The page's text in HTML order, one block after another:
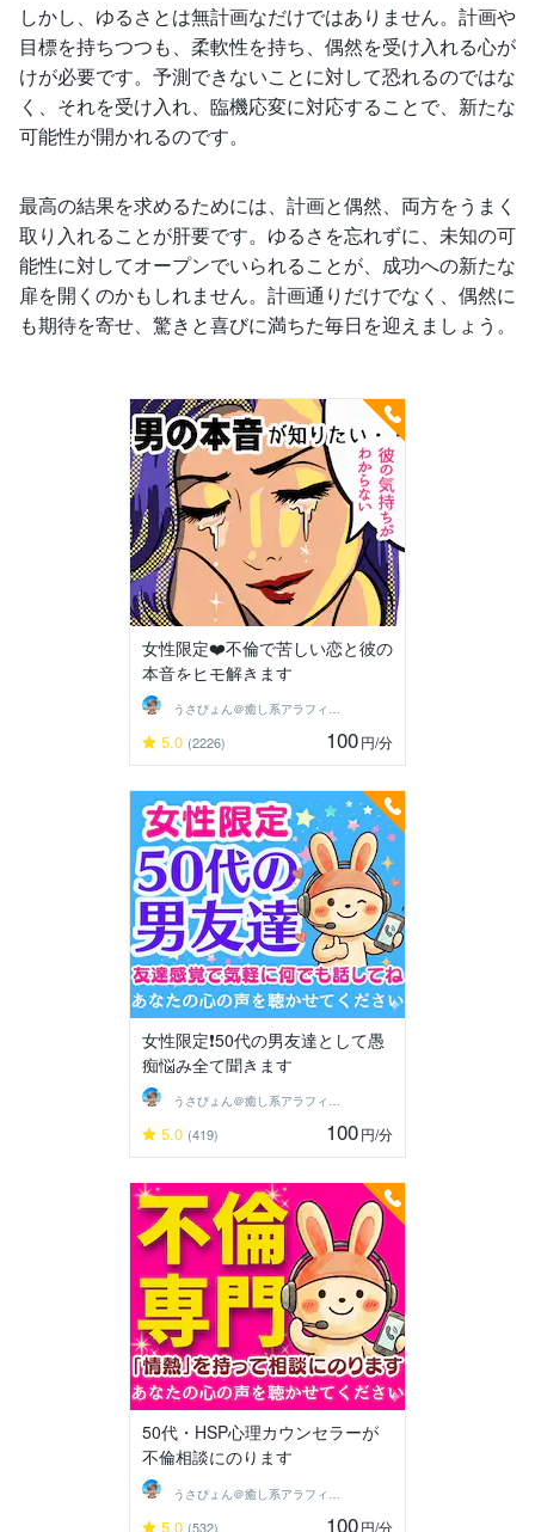
しかし、ゆるさとは無計画なだけではありません。計画や
目標を持ちつつも、柔軟性を持ち、偶然を受け入れる心が
けが必要です。予測できないことに対して恐れるのではな
く、それを受け入れ、臨機応変に対応することで、新たな
可能性が開かれるのです。
最高の結果を求めるためには、計画と偶然、両方をうまく
取り入れることが肝要です。ゆるさを忘れずに、未知の可
能性に対してオープンでいられることが、成功への新たな
扉を開くのかもしれません。計画通りだけでなく、偶然に
も期待を寄せ、驚きと喜びに満ちた毎日を迎えましょう。
女性限定❤️不倫で苦しい恋と彼の
本音をヒモ解きます
うさぴょん＠癒し系アラフィフ心寄り添い人
5.0 (2226) 100円/分
女性限定❗50代の男友達として愚
痴悩み全て聞きます
うさぴょん＠癒し系アラフィフ心寄り添い人
5.0 (419) 100円/分
50代・HSP心理カウンセラーが
不倫相談にのります
5.0 (532) 100円/分